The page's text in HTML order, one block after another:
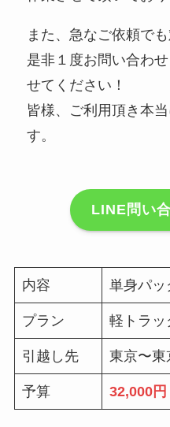
また、急なご依頼で
是非１度お問い合わ
せてください！
皆様、ご利用頂き本
す。
LINE問い
内容 単身パッ
プラン 軽トラッ
引越し先 東京〜東
予算 32,000円